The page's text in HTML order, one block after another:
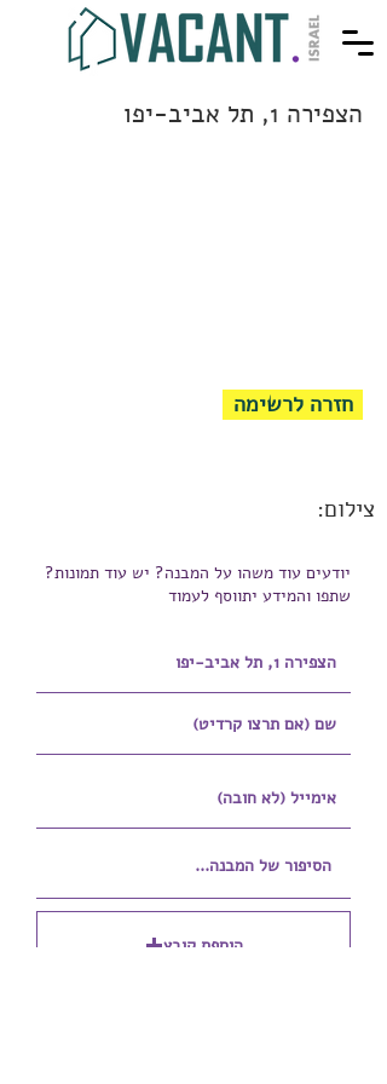
הצפירה 1, תל אביב-יפו
חזרה לרשימה
צילום:
יודעים עוד משהו על המבנה? יש עוד תמונות?
שתפו והמידע יתווסף לעמוד
הוספת קובץ